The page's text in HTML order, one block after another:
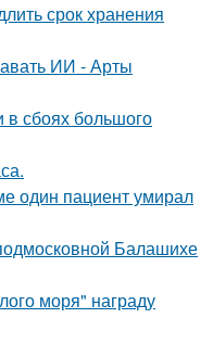
срок хранения
ИИ - Арты
сбоях большого
один пациент умирал
Балашихе
моря" награду